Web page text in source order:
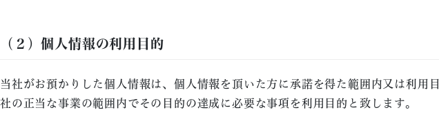
（２）個人情報の利用目的
当社がお預かりした個人情報は、個人情報を頂いた方に承諾を得た範囲内又は利
社の正当な事業の範囲内でその目的の達成に必要な事項を利用目的と致します。